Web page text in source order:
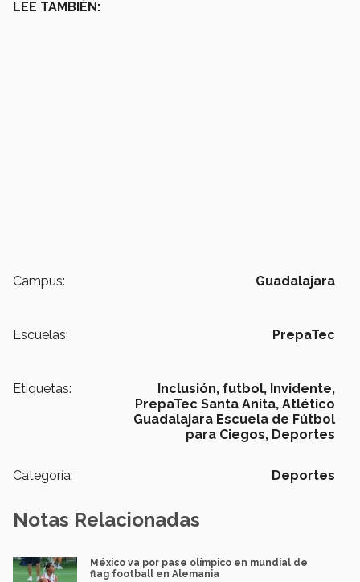
LEE TAMBIÉN:
Campus: Guadalajara
Escuelas: PrepaTec
Etiquetas: Inclusión, futbol, Invidente,
PrepaTec Santa Anita, Atlético
Guadalajara Escuela de Fútbol
para Ciegos, Deportes
Categoría: Deportes
Notas Relacionadas
México va por pase olímpico en mundial de
flag football en Alemania